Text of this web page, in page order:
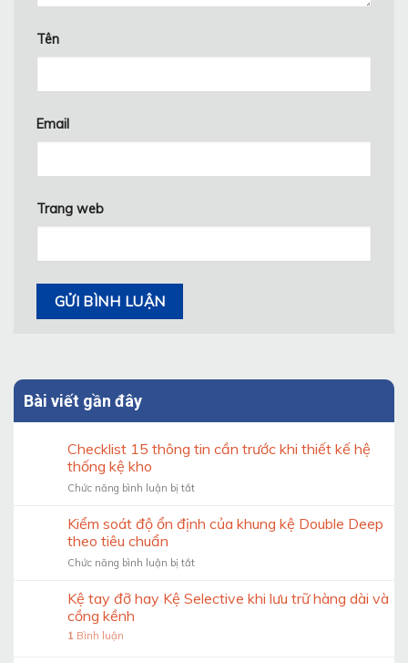
Bài viết gần đây
Checklist 15 thông tin cần trước khi thiết kế hệ
thống kệ kho
Chức năng bình luận bị tắtở
15
cần
khi
Kiểm soát độ ổn định của khung kệ Double Deep
theo tiêu chuẩn
Chức năng bình luận bị tắtở
soát
Kệ tay đỡ hay Kệ Selective khi lưu trữ hàng dài và
cồng kềnh
1 Bình luận
Tên
Email
Trang web